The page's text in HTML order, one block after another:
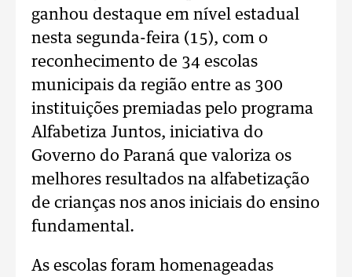
ganhou destaque em nível estadual
nesta segunda-feira (15), com o
reconhecimento de 34 escolas
municipais da região entre as 300
instituições premiadas pelo programa
Alfabetiza Juntos, iniciativa do
Governo do Paraná que valoriza os
melhores resultados na alfabetização
de crianças nos anos iniciais do ensino
fundamental.
As escolas foram homenageadas